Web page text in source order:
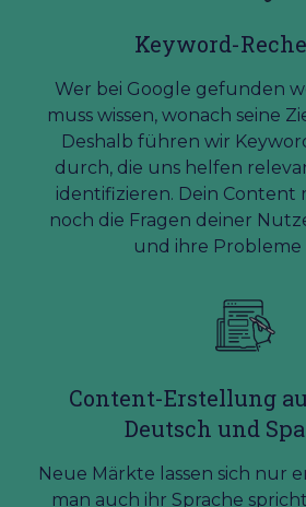
Keyword-
Wer bei Google gefunden
muss wissen, wonach seine
Deshalb führen wir
durch, die uns helfen
identifizieren. Dein Content
noch die Fragen deiner
und ihre Probleme
Content-Erstellung
Deutsch und
Neue Märkte lassen sich nur
man auch ihr Sprache